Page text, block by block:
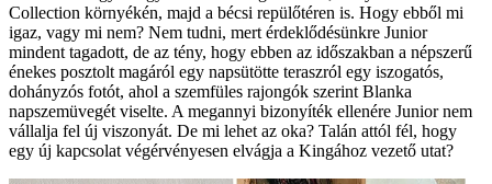
Collection környékén, majd a bécsi repülőtéren is. Hogy ebből mi
igaz, vagy mi nem? Nem tudni, mert érdeklődésünkre Junior
mindent tagadott, de az tény, hogy ebben az időszakban a népszerű
énekes posztolt magáról egy napsütötte teraszról egy iszogatós,
dohányzós fotót, ahol a szemfüles rajongók szerint Blanka
napszemüvegét viselte. A megannyi bizonyíték ellenére Junior nem
vállalja fel új viszonyát. De mi lehet az oka? Talán attól fél, hogy
egy új kapcsolat végérvényesen elvágja a Kingához vezető utat?